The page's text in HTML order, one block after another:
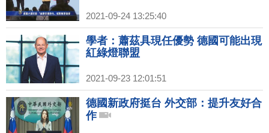
2021-09-24 13:25:40
學者：蕭茲具現任優勢 德國可能出現
紅綠燈聯盟
2021-09-23 12:01:51
德國新政府挺台 外交部：提升友好合
作